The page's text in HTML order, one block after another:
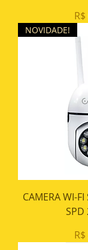
NOVIDADE!
CAMERA WI-
SPD